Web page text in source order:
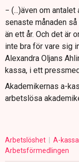
− (...)även om
senaste månaden
än ett år. Och det är
inte bra för vare sig
Alexandra Oljans
kassa, i ett
Akademikernas a-
arbetslösa
Arbetslöshet A-kassa
Arbetsförmedlingen